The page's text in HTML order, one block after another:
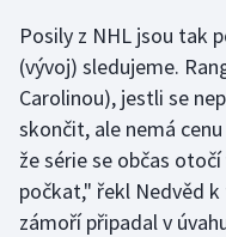
Triatlon
Veslování
Vodní slalom
Volejbal
Posily z NHL jsou tak
(vývoj) sledujeme.
Carolinou), jestli se
skončit, ale nemá
že série se občas
počkat," řekl Nedvěd
zámoří připadal v